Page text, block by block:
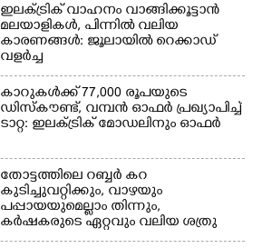
ഇലക്ട്രിക് വാഹനം വാങ്ങിക്കൂട്ടാൻ
മലയാളികൾ, പിന്നിൽ വലിയ
കാരണങ്ങൾ: ജൂലായിൽ റെക്കാഡ്
വളർച്ച
കാറുകൾക്ക് 77,000 രൂപയുടെ
ഡിസ്കൗണ്ട്, വമ്പൻ ഓഫർ പ്രഖ്യാപിച്ച്
ടാറ്റ: ഇലക്ട്രിക് മോഡലിനും ഓഫർ
തോട്ടത്തിലെ റബ്ബർ കറ
കുടിച്ചുവറ്റിക്കും, വാഴയും
പപ്പായയുമെല്ലാം തിന്നും,
കർഷകരുടെ ഏറ്റവും വലിയ ശത്രു
×
Share this link
Copy Link